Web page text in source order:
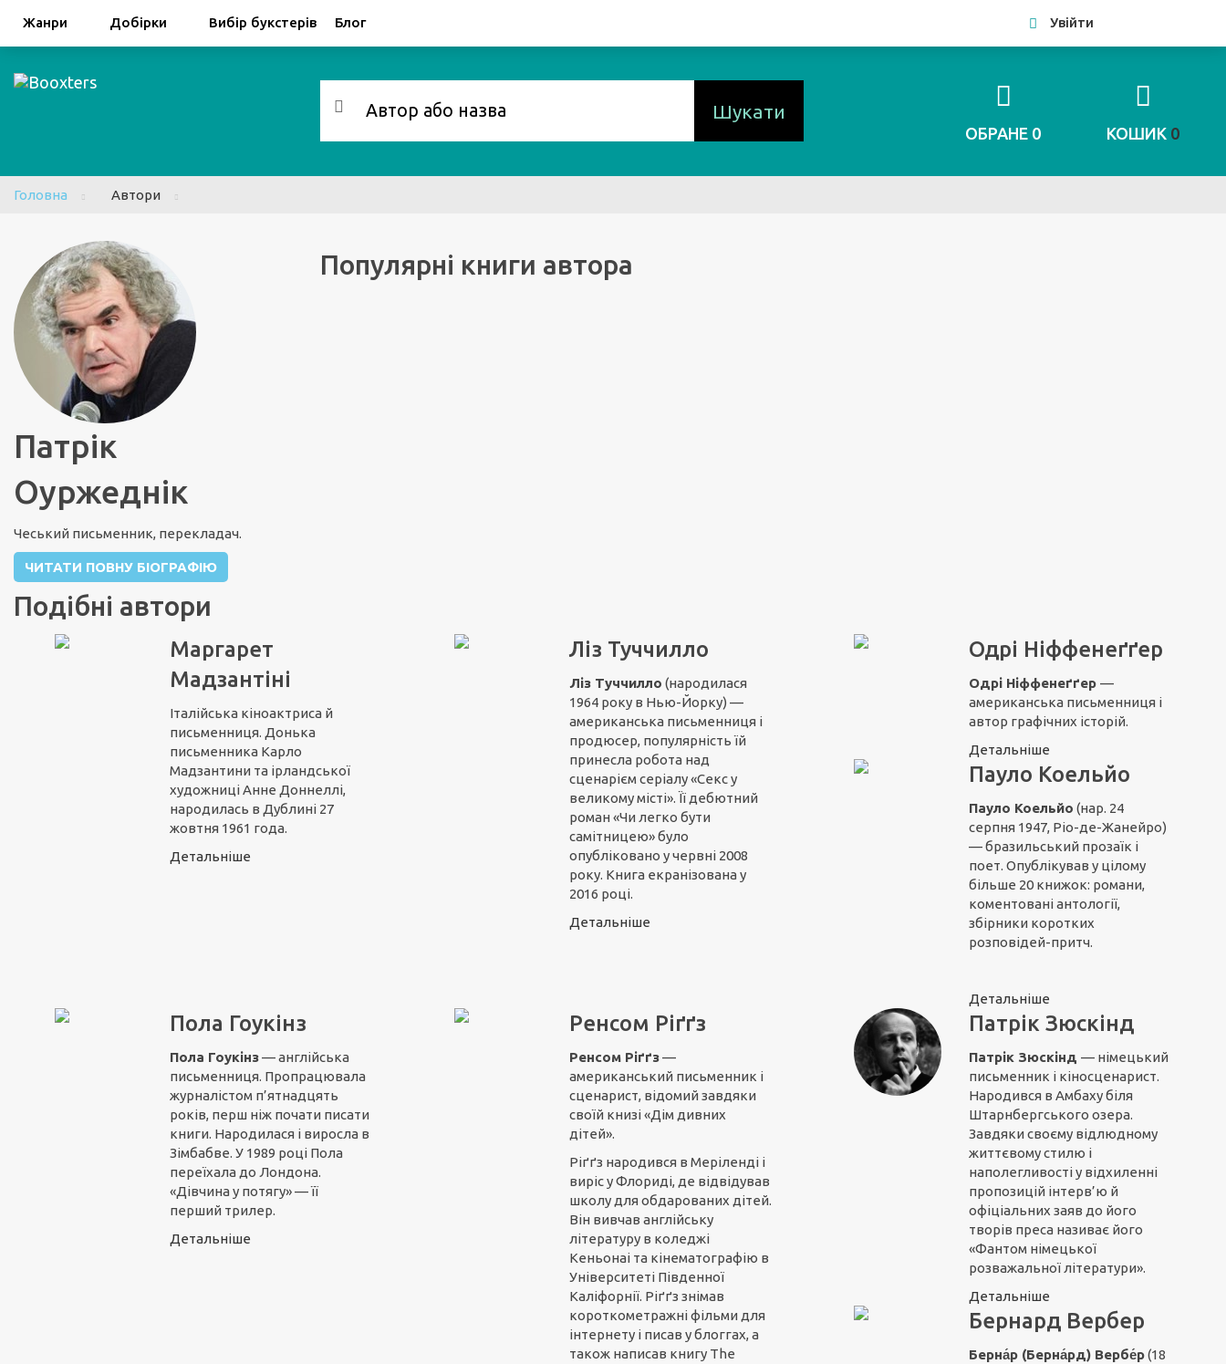
Жанри Добірки Вибір букстерів Блог
FacebookGoogle Увійти
Шукати
ОБРАНЕ 0 КОШИК 0
Головна Автори
Патрік
Оуржеднік
Чеський письменник, перекладач.
ЧИТАТИ ПОВНУ БІОГРАФІЮ
Популярні книги автора
Подібні автори
Маргарет
Мадзантіні
Італійська кіноактриса й
письменниця. Донька
письменника Карло
Мадзантини та ірландської
художниці Анне Доннеллі,
народилась в Дублині 27
жовтня 1961 года.
Детальніше
Ліз Туччилло
Ліз Туччилло (народилася
1964 року в Нью-Йорку) —
американська письменниця і
продюсер, популярність їй
принесла робота над
сценарієм серіалу «Секс у
великому місті». Її дебютний
роман «Чи легко бути
самітницею» було
опубліковано у червні 2008
року. Книга екранізована у
2016 році.
Детальніше
Одрі Ніффенеґґер
Одрі Ніффенеґґер —
американська письменниця і
автор графічних історій.
Детальніше
Пауло Коельйо
Пауло Коельйо (нар. 24
серпня 1947, Ріо-де-Жанейро)
— бразильський прозаїк і
поет. Опублікував у цілому
більше 20 книжок: романи,
коментовані антології,
збірники коротких
розповідей-притч.
Детальніше
Пола Гоукінз
Пола Гоукінз— англійська
письменниця. Пропрацювала
журналістом п’ятнадцять
років, перш ніж почати писати
книги. Народилася і виросла в
Зімбабве. У 1989 році Пола
переїхала до Лондона.
«Дівчина у потягу» — її
перший трилер.
Детальніше
Ренсом Ріґґз
Ренсом Ріґґз—
американський письменник і
сценарист, відомий завдяки
своїй книзі «Дім дивних
дітей».
Ріґґз народився в Меріленді і
виріс у Флориді, де відвідував
школу для обдарованих дітей.
Він вивчав англійську
літературу в коледжі
Кеньонаі та кінематографію в
Університеті Південної
Каліфорнії. Ріґґз знімав
короткометражні фільми для
інтернету і писав у блоггах, а
також написав книгу The
Патрік Зюскінд
Патрік Зюскінд — німецький
письменник і кіносценарист.
Народився в Амбаху біля
Штарнбергського озера.
Завдяки своєму відлюдному
життєвому стилю і
наполегливості у відхиленні
пропозицій інтерв’ю й
офіціальних заяв до його
творів преса називає його
«Фантом німецької
розважальної літератури».
Детальніше
Бернард Вербер
Берна́р (Берна́рд) Вербе́р(18